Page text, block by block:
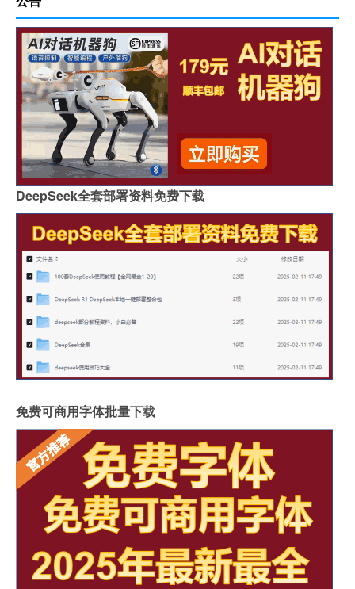
DeepSeek全套部署资料免费下载
免费可商用字体批量下载